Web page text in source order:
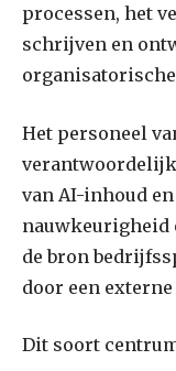
processen, het
schrijven en
Het personeel
van AI-inhoud
nauwkeurigheid
de bron
door een
Dit soort